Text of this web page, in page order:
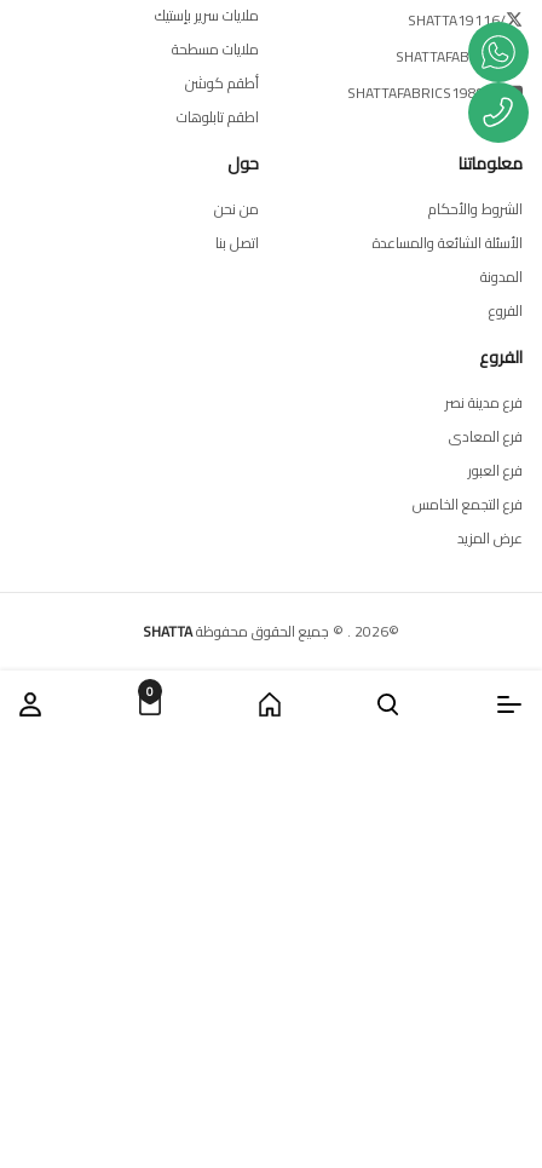
/SHATTA19116
/SHATTAFABRICS
/@SHATTAFABRICS1988
ملايات سرير بإستيك
ملايات مسطحة
أطقم كوشن
اطقم تابلوهات
معلوماتنا
الشروط والأحكام
الأسئلة الشائعة والمساعدة
المدونة
الفروع
حول
من نحن
اتصل بنا
الفروع
فرع مدينة نصر
فرع المعادى
فرع العبور
فرع التجمع الخامس
عرض المزيد
©
2026
. © جميع الحقوق محفوظةSHATTA
0